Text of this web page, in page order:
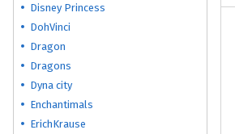
Disney Princess
DohVinci
Dragon
Dragons
Dyna city
Enchantimals
ErichKrause